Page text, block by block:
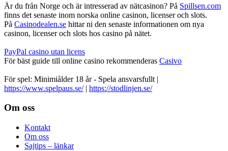
Är du från Norge och är intresserad av nätcasinon? På Spillsen.com
finns det senaste inom norska online casinon, licenser och slots.
På Casinodealen.se hittar ni den senaste informationen om nya
casinon, licenser och slots hos casino på nätet.
PayPal casino utan licens
För bäst guide till online casino rekommenderas Casivo
För spel: Minimiålder 18 år - Spela ansvarsfullt |
https://www.spelpaus.se/| https://stodlinjen.se/
Footer
Om oss
Kontakt
Om oss
Sajtips – länkar